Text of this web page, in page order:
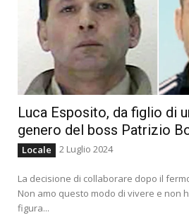
Luca Esposito, da figlio di
genero del boss Patrizio
Locale 2 Luglio 2024
La decisione di collaborare dopo il
Non amo questo modo di vivere e non
figura...